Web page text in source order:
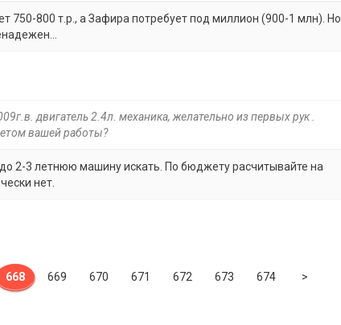
750-800 т.р., а Зафира потребует под миллион (900-1 млн). Но
двигатель 2.4л. механика, желательно из первых рук .
вашей работы?
2-3 летнюю машину искать. По бюджету расчитывайте на
нет.
668 669 670 671 672 673 674 >